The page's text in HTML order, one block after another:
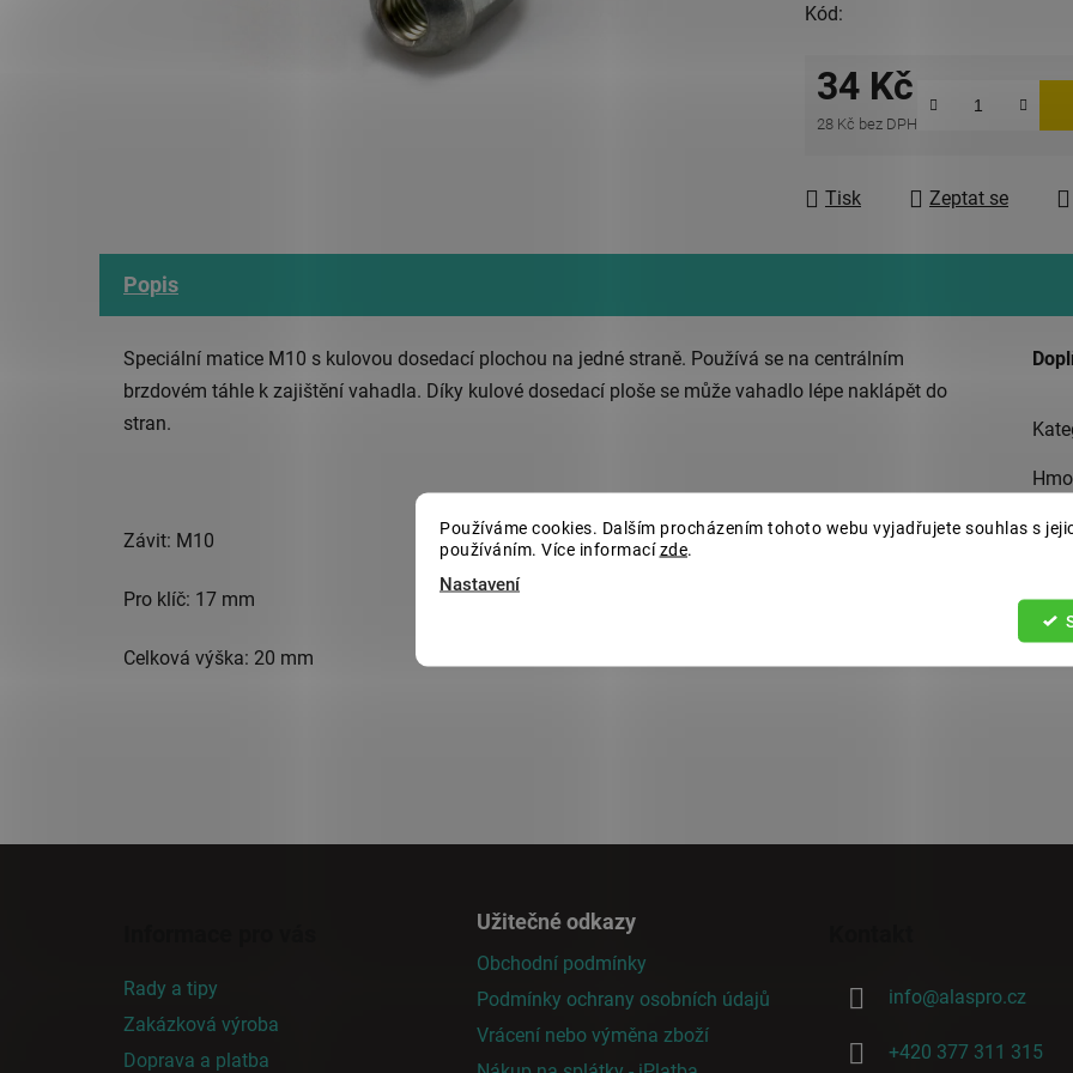
Používáme cookies. Dalším procházením tohoto webu vyjadřujete souhlas s
používáním. Více informacízde.
Nastavení
Kód:
34 Kč
28 Kč bez DPH
Tisk
Zeptat se
Popis
Speciální matice M10 s kulovou dosedací plochou na jedné straně. Používá se na centrálním
brzdovém táhle k zajištění vahadla. Díky kulové dosedací ploše se může vahadlo lépe naklápět do
stran.
Závit: M10
Pro klíč: 17 mm
Celková výška: 20 mm
Rady a tipy
Zakázková výroba
Doprava a platba
Užitečné odkazy
Obchodní podmínky
Podmínky ochrany osobních údajů
Vrácení nebo výměna zboží
info@alaspro.cz
+420 377 311 315